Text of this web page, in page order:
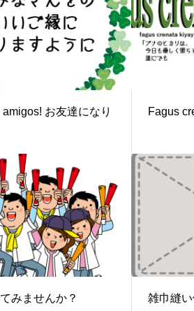
amigos! お友達になり
Fagus
みませんか？ 雑巾縫